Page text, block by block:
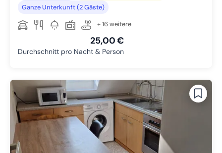
Ganze Unterkunft (2 Gäste)
+ 16 weitere
25,00 €
Durchschnitt pro Nacht & Person